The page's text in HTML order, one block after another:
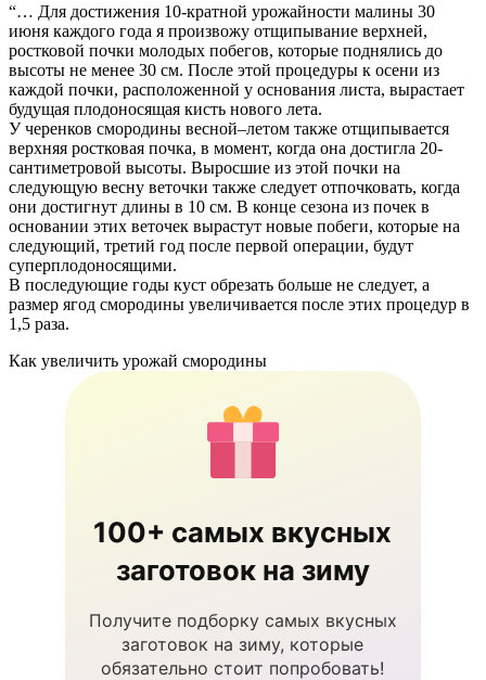
“… Для достижения 10-кратной урожайности малины 30
июня каждого года я произвожу отщипывание верхней,
ростковой почки молодых побегов, которые поднялись до
высоты не менее 30 см. После этой процедуры к осени из
каждой почки, расположенной у основания листа, вырастает
будущая плодоносящая кисть нового лета.
У черенков смородины весной–летом также отщипывается
верхняя ростковая почка, в момент, когда она достигла 20-
сантиметровой высоты. Выросшие из этой почки на
следующую весну веточки также следует отпочковать, когда
они достигнут длины в 10 см. В конце сезона из почек в
основании этих веточек вырастут новые побеги, которые на
следующий, третий год после первой операции, будут
суперплодоносящими.
В последующие годы куст обрезать больше не следует, а
размер ягод смородины увеличивается после этих процедур в
1,5 раза.
Как увеличить урожай смородины
100+ самых вкусных
заготовок на зиму
Получите подборку самых вкусных
заготовок на зиму, которые
обязательно стоит попробовать!